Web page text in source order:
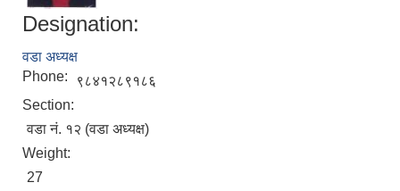
Designation:
वडा अध्यक्ष
Phone:
९८४१२८९१८६
Section:
वडा नं. १२ (वडा अध्यक्ष)
Weight:
27